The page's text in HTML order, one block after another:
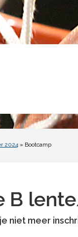
2024 » Bootcamp
B
niet meer